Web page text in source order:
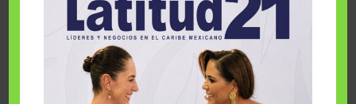
Cuando la solidaridad inspira; cumplen
sueños Fairmont Mayakoba y Make-A-Wish